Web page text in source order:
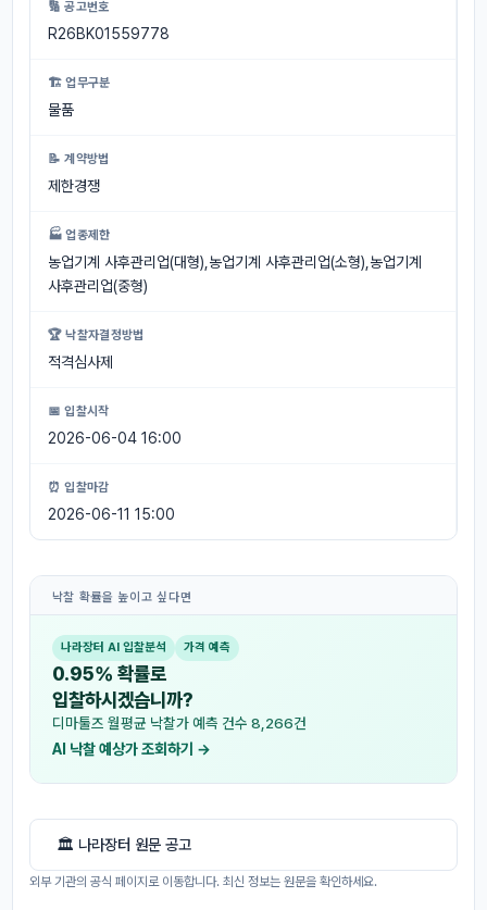
🔢 공고번호
R26BK01559778
🏗 업무구분
물품
📝 계약방법
제한경쟁
🏭 업종제한
농업기계 사후관리업(대형),농업기계 사후관리업(소형),농업기계
사후관리업(중형)
🏆 낙찰자결정방법
적격심사제
📅 입찰시작
2026-06-04 16:00
⏰ 입찰마감
2026-06-11 15:00
낙찰 확률을 높이고 싶다면
나라장터 AI 입찰분석 가격 예측
0.95% 확률로
입찰하시겠습니까?
디마툴즈 월평균 낙찰가 예측 건수 8,266건
AI 낙찰 예상가 조회하기 →
🏛 나라장터 원문 공고
외부 기관의 공식 페이지로 이동합니다. 최신 정보는 원문을 확인하세요.